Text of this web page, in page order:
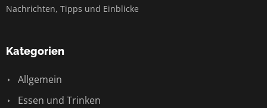
Nachrichten, Tipps und Einblicke
Kategorien
Allgemein
Essen und Trinken